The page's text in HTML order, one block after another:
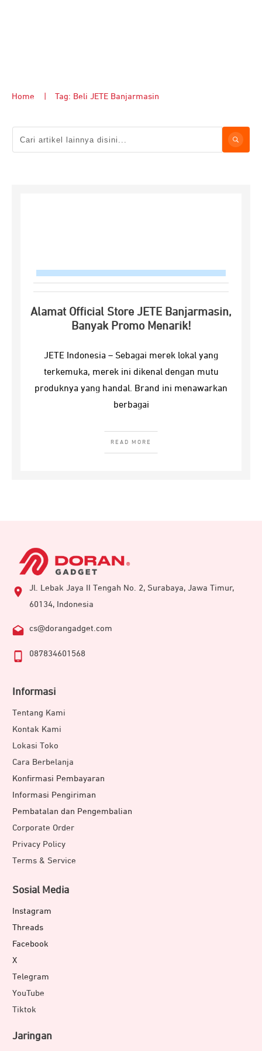
Home Tag: Beli JETE Banjarmasin
Alamat Official Store JETE Banjarmasin,
Banyak Promo Menarik!
JETE Indonesia – Sebagai merek lokal yang
terkemuka, merek ini dikenal dengan mutu
produknya yang handal. Brand ini menawarkan
berbagai
READ MORE
Jl. Lebak Jaya II Tengah No. 2, Surabaya, Jawa Timur,
60134, Indonesia
cs@dorangadget.com
087834601568
Informasi
Tentang Kami
Kontak Kami
Lokasi Toko
Cara Berbelanja
Konfirmasi Pembayaran
Informasi Pengiriman
Pembatalan dan Pengembalian
Corporate Order
Privacy Policy
Terms & Service
Sosial Media
Instagram
Threads
Facebook
X
Telegram
YouTube
Tiktok
Jaringan